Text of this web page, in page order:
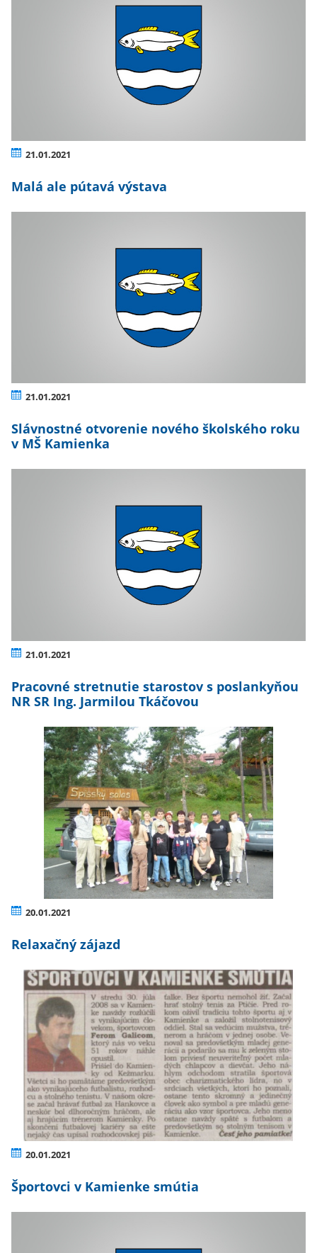
21.01.2021
Malá ale pútavá výstava
21.01.2021
Slávnostné otvorenie nového školského roku
v MŠ Kamienka
21.01.2021
Pracovné stretnutie starostov s poslankyňou
NR SR Ing. Jarmilou Tkáčovou
20.01.2021
Relaxačný zájazd
20.01.2021
Športovci v Kamienke smútia